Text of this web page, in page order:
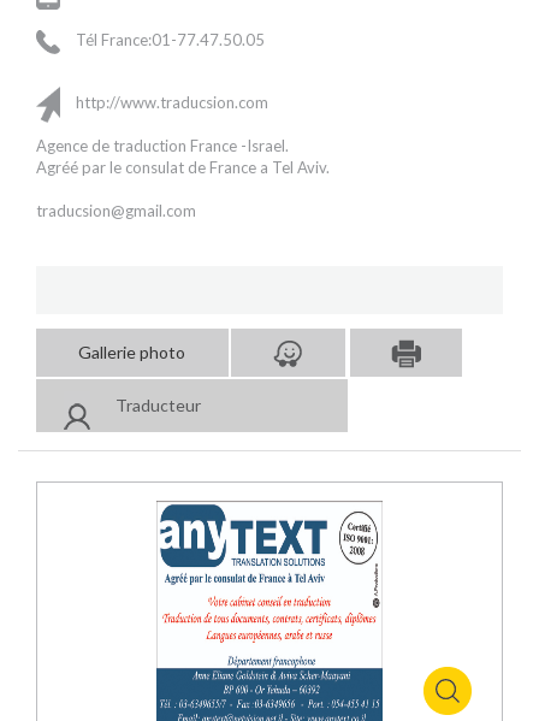
Tél France:01-77.47.50.05
http://www.traducsion.com
Agence de traduction France -Israel.
Agréé par le consulat de France a Tel Aviv.
traducsion@gmail.com
Gallerie photo
Traducteur